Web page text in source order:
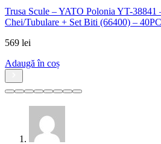
Trusa Scule – YATO Polonia YT-
Chei/Tubulare + Set Biti (66400) –
569 lei
Adaugă în coș